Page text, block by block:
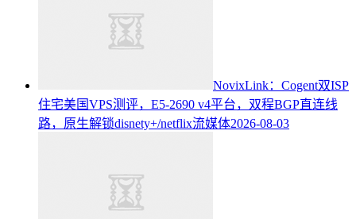
NovixLink：Cogent双ISP
住宅美国VPS测评，E5-2690 v4平台，双程BGP直连线
路，原生解锁disnety+/netflix流媒体2026-08-03